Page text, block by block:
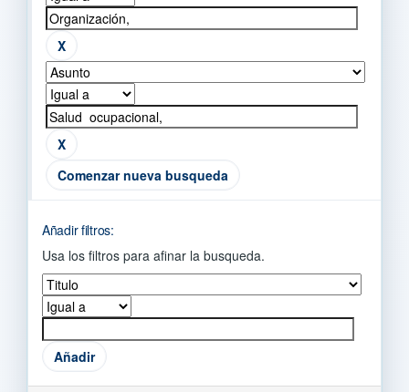
Comenzar nueva busqueda
Añadir filtros:
Usa los filtros para afinar la busqueda.